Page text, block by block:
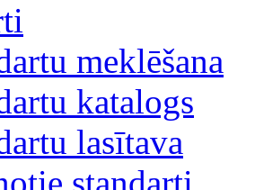
meklēšana
katalogs
lasītava